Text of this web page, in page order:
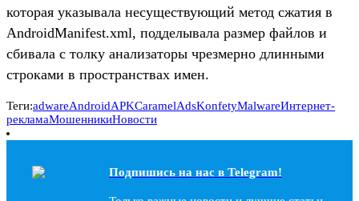
которая указывала несуществующий метод сжатия в
AndroidManifest.xml, подделывала размер файлов и
сбивала с толку анализаторы чрезмерно длинными
строками в пространствах имен.
Теги:adwareAndroidAPKCaramelAdsKonfetyMalwareИнтернет-
рекламаМошенникиНовости
Подпишись на наc в Telegram!